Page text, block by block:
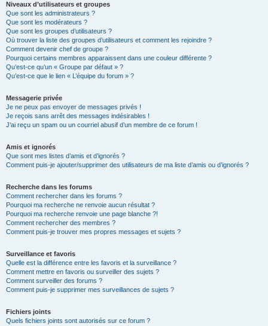
Niveaux d’utilisateurs et groupes
Que sont les administrateurs ?
Que sont les modérateurs ?
Que sont les groupes d’utilisateurs ?
Où trouver la liste des groupes d’utilisateurs et comment les rejoindre ?
Comment devenir chef de groupe ?
Pourquoi certains membres apparaissent dans une couleur différente ?
Qu’est-ce qu’un « Groupe par défaut » ?
Qu’est-ce que le lien « L’équipe du forum » ?
Messagerie privée
Je ne peux pas envoyer de messages privés !
Je reçois sans arrêt des messages indésirables !
J’ai reçu un spam ou un courriel abusif d’un membre de ce forum !
Amis et ignorés
Que sont mes listes d’amis et d’ignorés ?
Comment puis-je ajouter/supprimer des utilisateurs de ma liste d’amis ou d’ignorés ?
Recherche dans les forums
Comment rechercher dans les forums ?
Pourquoi ma recherche ne renvoie aucun résultat ?
Pourquoi ma recherche renvoie une page blanche ?!
Comment rechercher des membres ?
Comment puis-je trouver mes propres messages et sujets ?
Surveillance et favoris
Quelle est la différence entre les favoris et la surveillance ?
Comment mettre en favoris ou surveiller des sujets ?
Comment surveiller des forums ?
Comment puis-je supprimer mes surveillances de sujets ?
Fichiers joints
Quels fichiers joints sont autorisés sur ce forum ?